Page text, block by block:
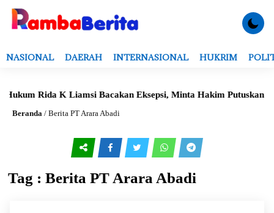
NASIONAL DAERAH INTERNASIONAL HUKRIM
Rida K Liamsi Bacakan Eksepsi, Minta Hakim Putuskan
Beranda / Berita PT Arara Abadi
Tag : Berita PT Arara Abadi